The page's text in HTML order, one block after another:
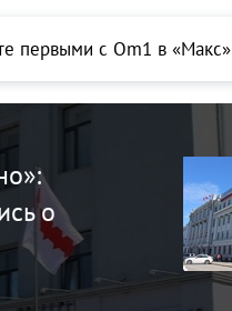
первыми с Om1 в «Макс»
о